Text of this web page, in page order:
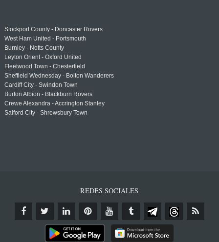
Stockport County - Doncaster Rovers
West Ham United - Portsmouth
Burnley - Notts County
Leyton Orient - Oxford United
Fleetwood Town - Chesterfield
Sheffield Wednesday - Bolton Wanderers
Cardiff City - Swindon Town
Burton Albion - Blackburn Rovers
Crewe Alexandra - Accrington Stanley
Salford City - Shrewsbury Town
REDES SOCIALES